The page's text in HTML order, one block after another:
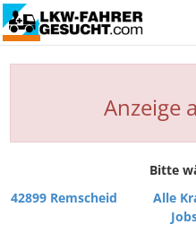
Anzeige
Bitte
42899 Remscheid
Alle